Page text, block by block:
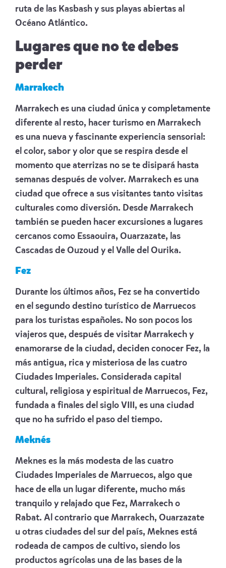
ruta de las Kasbash y sus playas abiertas al
Océano Atlántico.
Lugares que no te debes
perder
Marrakech
Marrakech es una ciudad única y completamente
diferente al resto, hacer turismo en Marrakech
es una nueva y fascinante experiencia sensorial:
el color, sabor y olor que se respira desde el
momento que aterrizas no se te disipará hasta
semanas después de volver. Marrakech es una
ciudad que ofrece a sus visitantes tanto visitas
culturales como diversión. Desde Marrakech
también se pueden hacer excursiones a lugares
cercanos como Essaouira, Ouarzazate, las
Cascadas de Ouzoud y el Valle del Ourika.
Fez
Durante los últimos años, Fez se ha convertido
en el segundo destino turístico de Marruecos
para los turistas españoles. No son pocos los
viajeros que, después de visitar Marrakech y
enamorarse de la ciudad, deciden conocer Fez, la
más antigua, rica y misteriosa de las cuatro
Ciudades Imperiales. Considerada capital
cultural, religiosa y espiritual de Marruecos, Fez,
fundada a finales del siglo VIII, es una ciudad
que no ha sufrido el paso del tiempo.
Meknés
Meknes es la más modesta de las cuatro
Ciudades Imperiales de Marruecos, algo que
hace de ella un lugar diferente, mucho más
tranquilo y relajado que Fez, Marrakech o
Rabat. Al contrario que Marrakech, Ouarzazate
u otras ciudades del sur del país, Meknes está
rodeada de campos de cultivo, siendo los
productos agrícolas una de las bases de la